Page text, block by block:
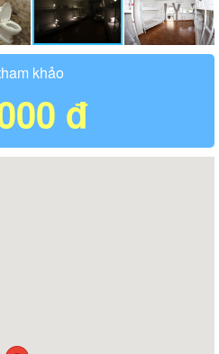
khảo
đ